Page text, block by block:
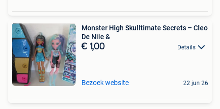
Monster High Skulltimate Secrets – Cleo
De Nile &
€ 1,00 Details
Bezoek website 22 jun 26